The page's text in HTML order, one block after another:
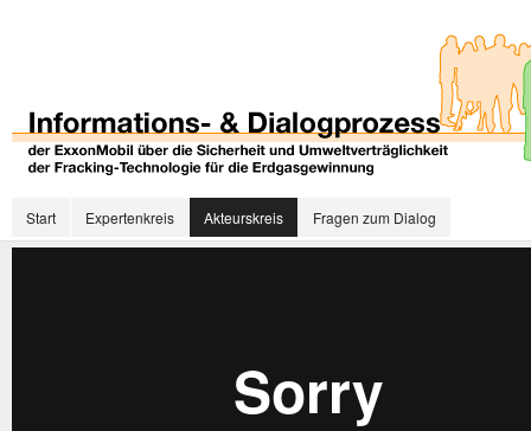
Start Expertenkreis Akteurskreis Fragen zum Dialog